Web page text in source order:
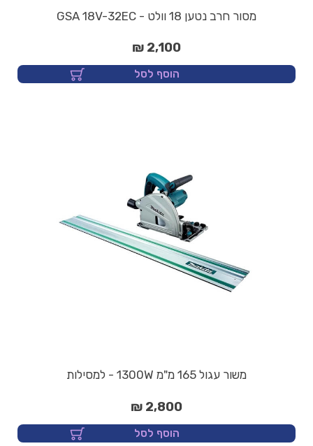
מסור חרב נטען 18 וולט - GSA 18V-32EC
2,100 ₪
הוסף לסל
משור עגול 165 מ"מ 1300W - למסילות
2,800 ₪
הוסף לסל